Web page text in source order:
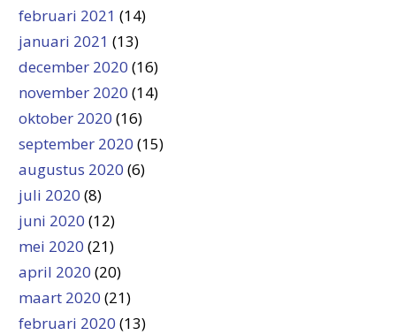
februari 2021 (14)
januari 2021 (13)
december 2020 (16)
november 2020 (14)
oktober 2020 (16)
september 2020 (15)
augustus 2020 (6)
juli 2020 (8)
juni 2020 (12)
mei 2020 (21)
april 2020 (20)
maart 2020 (21)
februari 2020 (13)